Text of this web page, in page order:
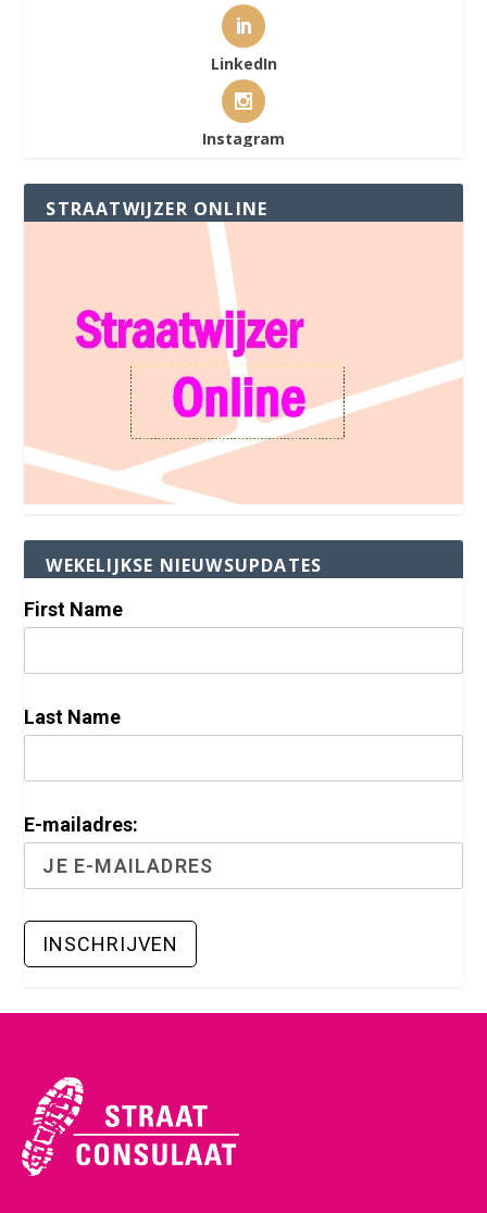
LinkedIn
Instagram
STRAATWIJZER ONLINE
WEKELIJKSE NIEUWSUPDATES
First Name
Last Name
E-mailadres: